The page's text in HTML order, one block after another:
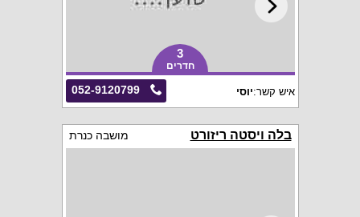
3
חדרים
052-9120799 איש קשר:יוסי
בלה ויסטה ריזורט מושבה כנרת